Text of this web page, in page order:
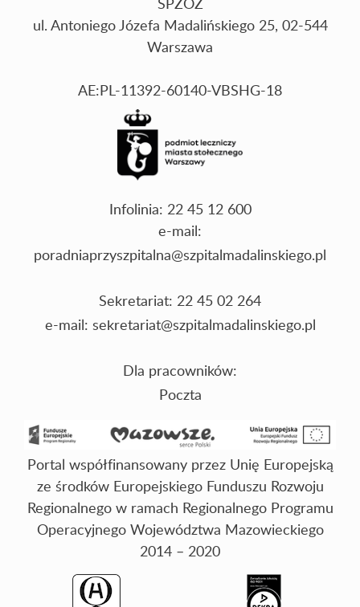
ul. Antoniego Józefa Madalińskiego 25, 02-544
Warszawa
AE:PL-11392-60140-VBSHG-18
Infolinia: 22 45 12 600
e-mail:
poradniaprzyszpitalna@szpitalmadalinskiego.pl
Sekretariat: 22 45 02 264
e-mail: sekretariat@szpitalmadalinskiego.pl
Dla pracowników:
Poczta
Portal współfinansowany przez Unię Europejską
ze środków Europejskiego Funduszu Rozwoju
Regionalnego w ramach Regionalnego Programu
Operacyjnego Województwa Mazowieckiego
2014 – 2020